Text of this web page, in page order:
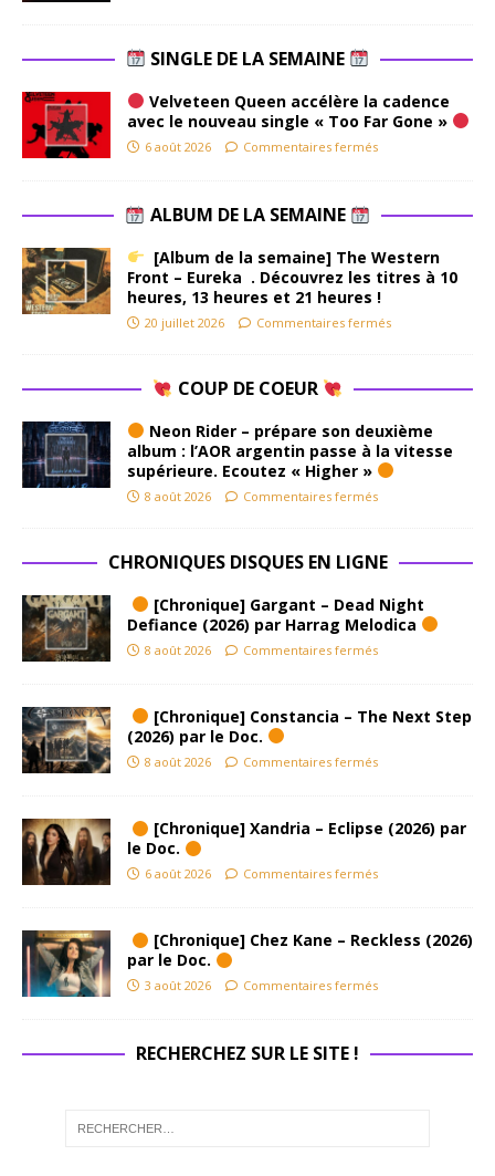
SINGLE DE LA SEMAINE
Velveteen Queen accélère la cadence
avec le nouveau single « Too Far Gone »
6 août 2026 Commentaires fermés
ALBUM DE LA SEMAINE
[Album de la semaine] The Western
Front – Eureka . Découvrez les titres à 10
heures, 13 heures et 21 heures !
20 juillet 2026 Commentaires fermés
COUP DE COEUR
Neon Rider – prépare son deuxième
album : l’AOR argentin passe à la vitesse
supérieure. Ecoutez « Higher »
8 août 2026 Commentaires fermés
CHRONIQUES DISQUES EN LIGNE
[Chronique] Gargant – Dead Night
Defiance (2026) par Harrag Melodica
8 août 2026 Commentaires fermés
[Chronique] Constancia – The Next Step
(2026) par le Doc.
8 août 2026 Commentaires fermés
[Chronique] Xandria – Eclipse (2026) par
le Doc.
6 août 2026 Commentaires fermés
[Chronique] Chez Kane – Reckless (2026)
par le Doc.
3 août 2026 Commentaires fermés
RECHERCHEZ SUR LE SITE !